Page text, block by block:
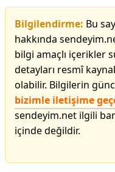
Bilgilendirme: Bu
hakkında
bilgi amaçlı içerikler
detayları resmî
olabilir. Bilgilerin
bizimle iletişime
sendeyim.net ilgili
içinde değildir.